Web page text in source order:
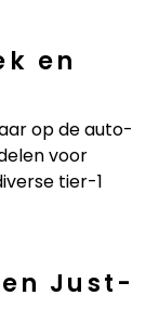
en
op de auto-
voor
tier-1
Just-